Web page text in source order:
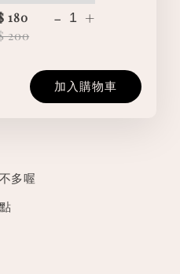
180
200
- +
加入購物車
多喔